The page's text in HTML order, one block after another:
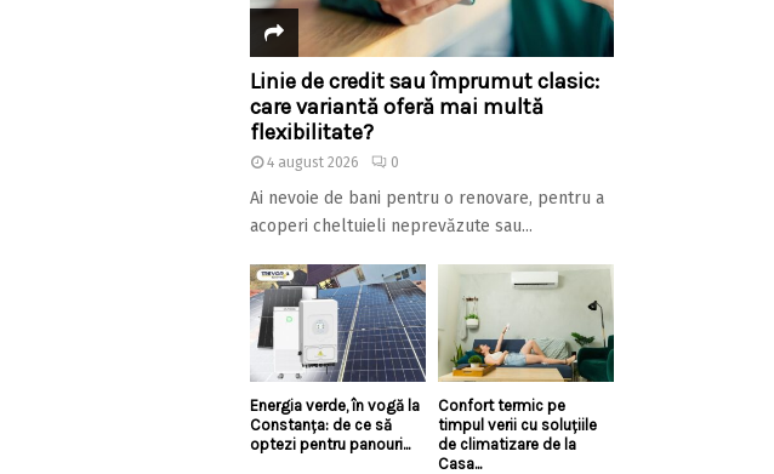
Linie de credit sau împrumut clasic:
care variantă oferă mai multă
flexibilitate?
4 august 2026 0
Ai nevoie de bani pentru o renovare, pentru a
acoperi cheltuieli neprevăzute sau...
Energia verde, în vogă la
Constanța: de ce să
optezi pentru panouri...
Confort termic pe
timpul verii cu soluțiile
de climatizare de la
Casa...